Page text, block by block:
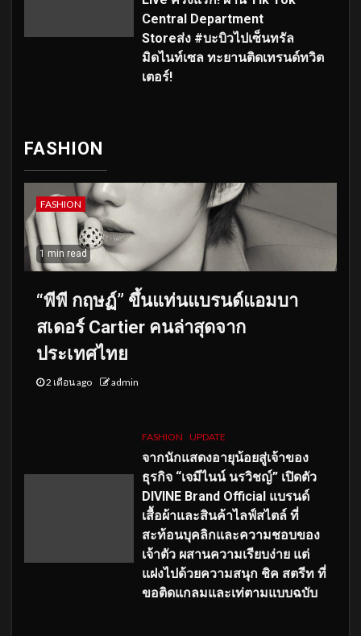
Central Department
Storeส่ง #บะบิวไปเซ็นทรัล
มิดไนท์เซล ทะยานติดเทรนด์ทวิต
เตอร์!
FASHION
FASHION
1 min read
“พีพี กฤษฏ์” ขึ้นแท่นแบรนด์แอมบา
สเดอร์ Cartier คนล่าสุดจาก
ประเทศไทย
2 เดือน ago admin
FASHION UPDATE
จากนักแสดงอายุน้อยสู่เจ้าของ
ธุรกิจ “เจมีไนน์ นรวิชญ์” เปิดตัว
DIVINE Brand Official แบรนด์
เสื้อผ้าและสินค้าไลฟ์สไตล์ ที่
สะท้อนบุคลิกและความชอบของ
เจ้าตัว ผสานความเรียบง่าย แต่
แฝงไปด้วยความสนุก ชิค สตรีท ที่
ขอติดแกลมและเท่ตามแบบฉบับ